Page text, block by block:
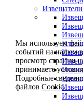
Мы используем
событий на нашем
просмотр страниц
принимаете
Подробные
файловCookie.